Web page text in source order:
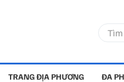
TRANG ĐỊA PHƯƠNG ĐA